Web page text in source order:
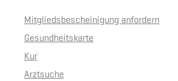
Mitgliedsbescheinigung anfordern
Gesundheitskarte
Kur
Arztsuche